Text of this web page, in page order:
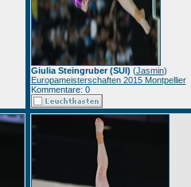
Giulia Steingruber (SUI) (Jasmin)
Europameisterschaften 2015 Montpellier
Kommentare: 0